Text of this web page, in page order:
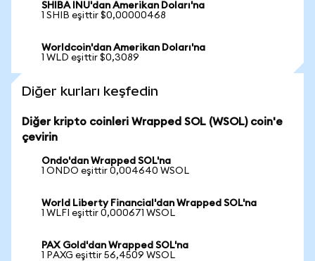
SHIBA INU'dan Amerikan Doları'na
1 SHIB eşittir $0,00000468
Worldcoin'dan Amerikan Doları'na
1 WLD eşittir $0,3089
Diğer kurları keşfedin
Diğer kripto coinleri Wrapped SOL (WSOL) coin'e
çevirin
Ondo'dan Wrapped SOL'na
1 ONDO eşittir 0,004640 WSOL
World Liberty Financial'dan Wrapped SOL'na
1 WLFI eşittir 0,000671 WSOL
PAX Gold'dan Wrapped SOL'na
1 PAXG eşittir 56,4509 WSOL